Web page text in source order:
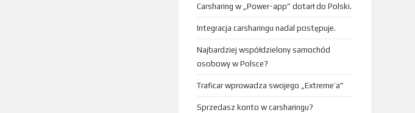
Carsharing w „Power-app” dotarł do Polski.
Integracja carsharingu nadal postępuje.
Najbardziej współdzielony samochód
osobowy w Polsce?
Traficar wprowadza swojego „Extreme’a”
Sprzedasz konto w carsharingu?